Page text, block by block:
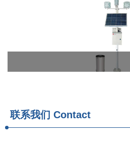
联系我们 Contact